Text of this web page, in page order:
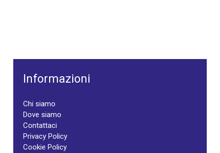
Informazioni
Chi siamo
Dove siamo
Contattaci
Privacy Policy
Cookie Policy